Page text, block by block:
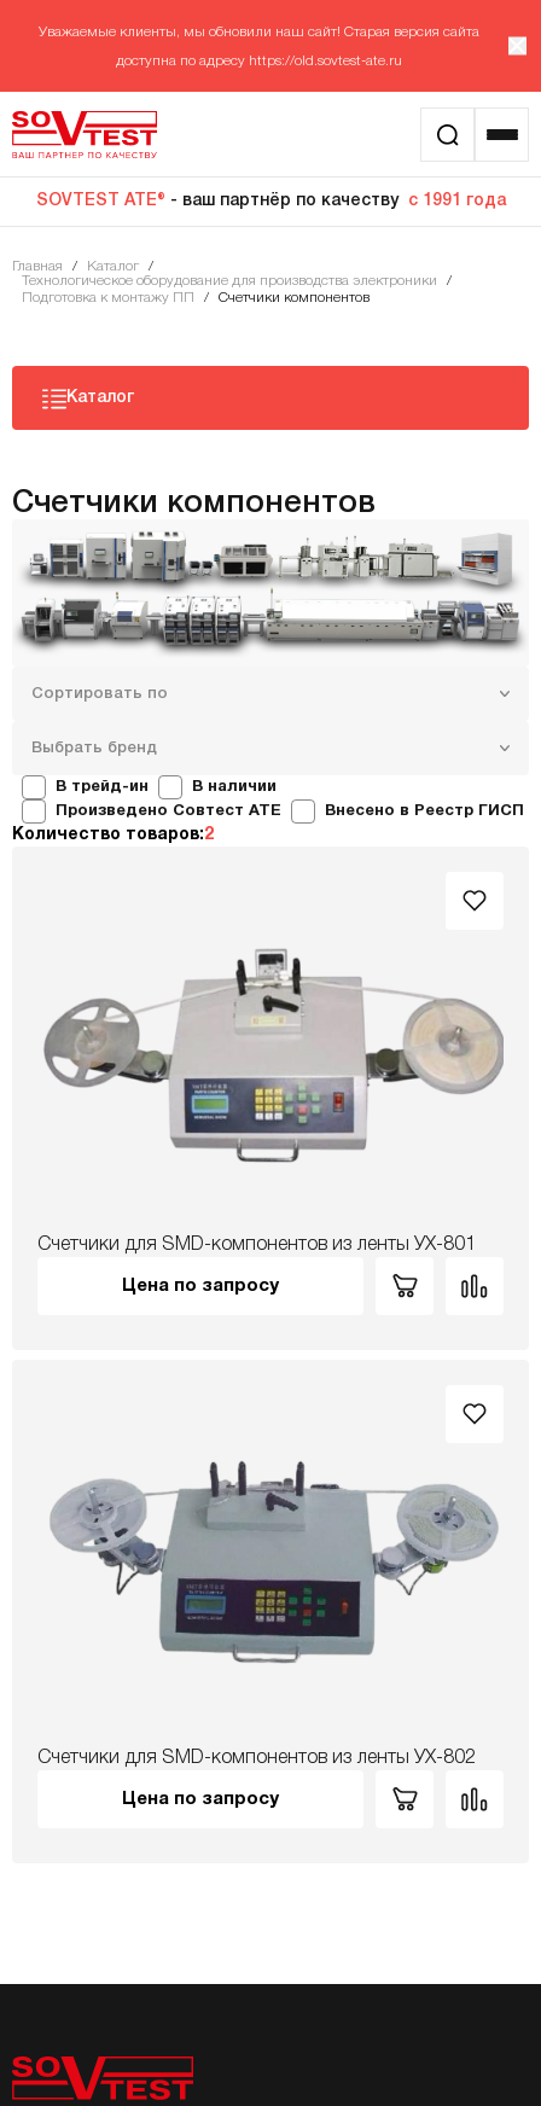
Уважаемые клиенты, мы обновили наш сайт! Старая версия сайта
доступна по адресу https://old.sovtest-ate.ru
SOVTEST ATE® - ваш партнёр по качеству с 1991 года
Главная / Каталог
/
Технологическое оборудование для производства электроники
/
Подготовка к монтажу ПП
/ Счетчики компонентов
Каталог
Счетчики компонентов
Сортировать по
Выбрать бренд
В трейд-ин
В наличии
Произведено Совтест ATE
Внесено в Реестр ГИСП
Количество товаров:2
Счетчики для SMD-компонентов из ленты УХ-801
Цена по запросу
Счетчики для SMD-компонентов из ленты УХ-802
Цена по запросу